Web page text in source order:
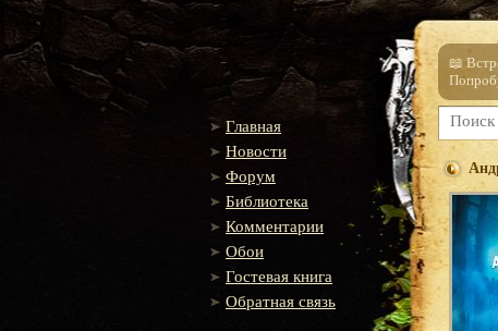
Главная
Новости
Форум
Библиотека
Комментарии
Обои
Гостевая книга
Обратная связь
📖